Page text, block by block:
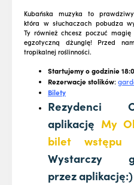
Kubańska muzyka to
która w słuchaczach pobudza
Ty również chcesz poczuć
egzotyczną dżunglę! Przed
tropikalnej roślinności.
Startujemy o godzinie
Rezerwacje stolików:
Bilety
Rezydenci
aplikację My
bilet wstępu
Wystarczy
przez aplikację:)